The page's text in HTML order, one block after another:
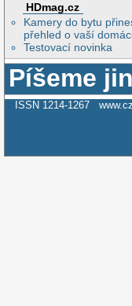
HDmag.cz
Kamery do bytu
přehled o vaší
Testovací novinka
Píšeme
ISSN 1214-1267